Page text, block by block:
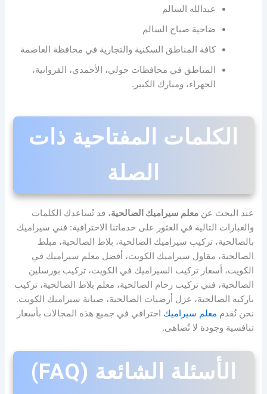
عبدالله السالم
ضاحية صباح السالم
كافة المناطق السكنية والتجارية في محافظة العاصمة
المناطق في محافظات حولي، الأحمدي، الفروانية،
الجهراء، ومبارك الكبير.
الكلمات المفتاحية ذات
الصلة
عند البحث عنمعلم سيراميك الصالحية، قد تُساعدك الكلمات
والعبارات التالية في العثور على خدماتنا الاحترافية: فني سيراميك
بالصالحية، تركيب سيراميك الصالحية، بلاط الصالحية، مبلط
الصالحية، مقاول سيراميك الكويت، أفضل معلم سيراميك في
الكويت، أسعار تركيب السيراميك في الكويت، تركيب بورسلين
الصالحية، فني تركيب رخام الصالحية، معلم بلاط الصالحية، تركيب
باركيه الصالحية، عزل أرضيات الصالحية، صيانة سيراميك الكويت.
نحن نُقدم معلم سيراميك احترافي في جميع هذه المجالات بأسعار
تنافسية وجودة لا تُضاهى.
الأسئلة الشائعة (FAQ)